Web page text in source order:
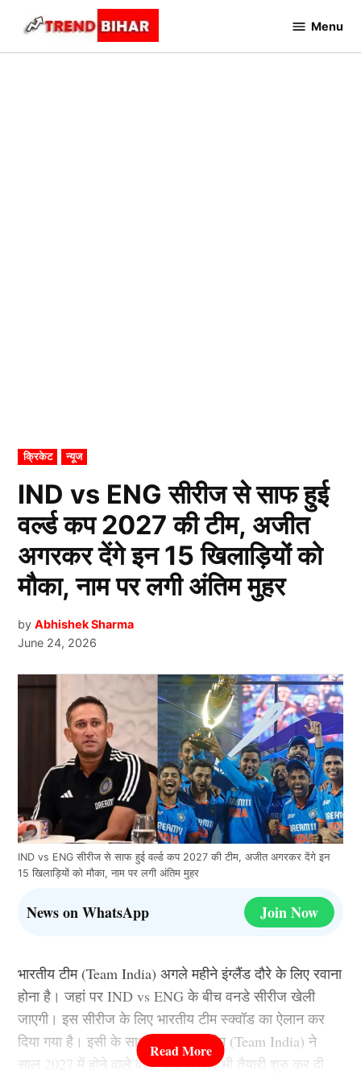
content
Bihar
Menu
POSTED
IN
क्रिकेट न्यूज
IND vs ENG सीरीज से साफ हुई
वर्ल्ड कप 2027 की टीम, अजीत
अगरकर देंगे इन 15 खिलाड़ियों को
मौका, नाम पर लगी अंतिम मुहर
by Abhishek Sharma
June 24, 2026
IND vs ENG सीरीज से साफ हुई वर्ल्ड कप 2027 की टीम, अजीत अगरकर देंगे इन
15 खिलाड़ियों को मौका, नाम पर लगी अंतिम मुहर
News on WhatsApp Join Now
भारतीय टीम (Team India) अगले महीने इंग्लैंड दौरे के लिए रवाना
होना है। जहां पर IND vs ENG के बीच वनडे सीरीज खेली
जाएगी। इस सीरीज के लिए भारतीय टीम स्क्वॉड का ऐलान कर
दिया गया है। इसी के साथ ही भारतीय टीम (Team India) ने
साल 2027 में होने वाले वर्ल्ड कप के लिए भी तैयारी शुरु कर दी